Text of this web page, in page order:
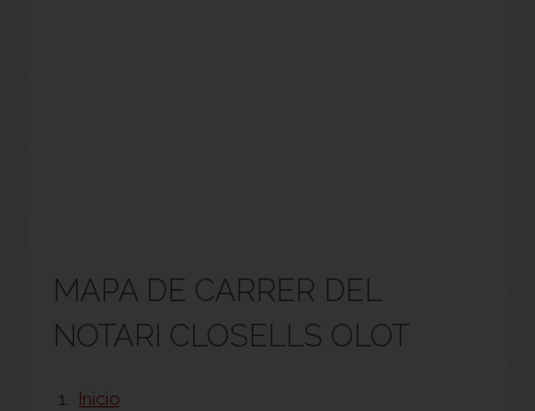
MAPA DE CARRER DEL
NOTARI CLOSELLS OLOT
Inicio